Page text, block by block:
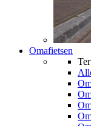
Omafietsen